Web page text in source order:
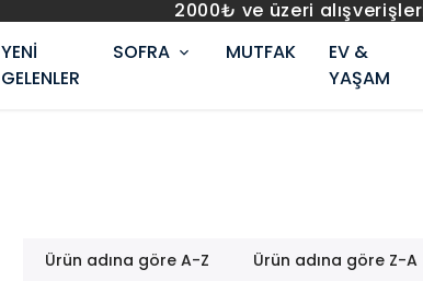
2000₺ ve üzeri
YENİ
GELENLER
SOFRA MUTFAK
EV &
YAŞAM
Ürün adına göre A-Z Ürün adına göre Z-A